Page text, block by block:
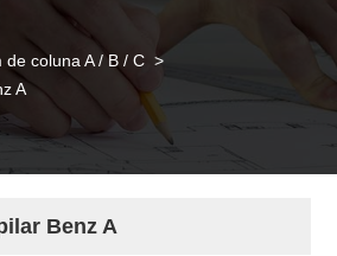
coluna A / B / C >
A
Benz A